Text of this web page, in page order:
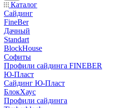
Каталог
Сайдинг
FineBer
Дачный
Standart
BlockHouse
Софиты
Профили сайдинга FINEBER
Ю-Пласт
Сайдинг Ю-Пласт
БлокХаус
Профили сайдинга